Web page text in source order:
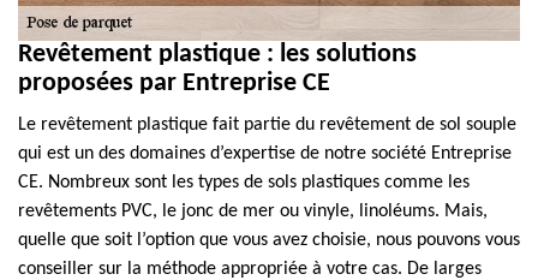
Revêtement plastique : les solutions
proposées par Entreprise CE
Le revêtement plastique fait partie du revêtement de sol souple
qui est un des domaines d’expertise de notre société Entreprise
CE. Nombreux sont les types de sols plastiques comme les
revêtements PVC, le jonc de mer ou vinyle, linoléums. Mais,
quelle que soit l’option que vous avez choisie, nous pouvons vous
conseiller sur la méthode appropriée à votre cas. De larges